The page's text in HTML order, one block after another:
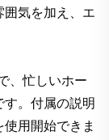
囲気を加え、エ
、忙しいホー
す。付属の説明
用開始できま